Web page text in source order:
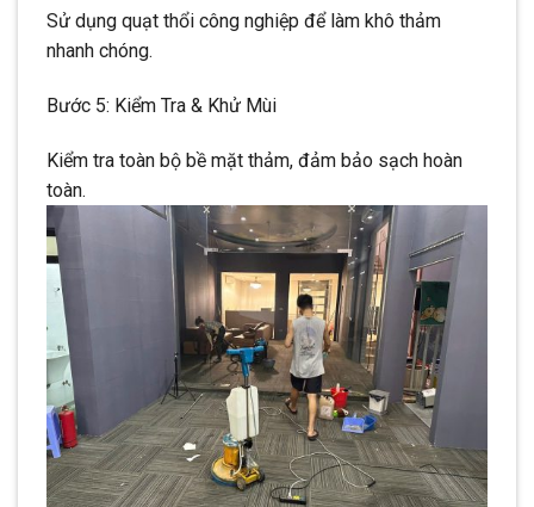
Sử dụng quạt thổi công nghiệp để làm khô thảm
nhanh chóng.
Bước 5: Kiểm Tra & Khử Mùi
Kiểm tra toàn bộ bề mặt thảm, đảm bảo sạch hoàn
toàn.